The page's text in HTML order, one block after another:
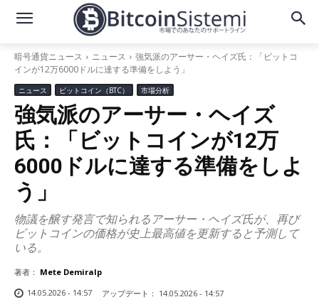
暗号通貨ニュース ニュース
強気派のアーサー・ヘイズ氏：「ビットコ
インが12万6000ドルに達する準備をしよう」
ニュース ビットコイン（BTC） 市場分析
強気派のアーサー・ヘイズ
氏：「ビットコインが12万
6000ドルに達する準備をしよ
う」
物議を醸す発言で知られるアーサー・ヘイズ氏が、再び
ビットコインの価格が史上最高値を更新すると予測して
いる。
著者： Mete Demiralp
14.05.2026 - 14:57
アップデート： 14.05.2026 - 14:57